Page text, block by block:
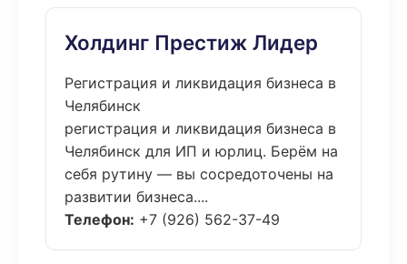
Холдинг Престиж Лидер
Регистрация и ликвидация бизнеса в
Челябинск
регистрация и ликвидация бизнеса в
Челябинск для ИП и юрлиц. Берём на
себя рутину — вы сосредоточены на
развитии бизнеса....
Телефон: +7 (926) 562-37-49